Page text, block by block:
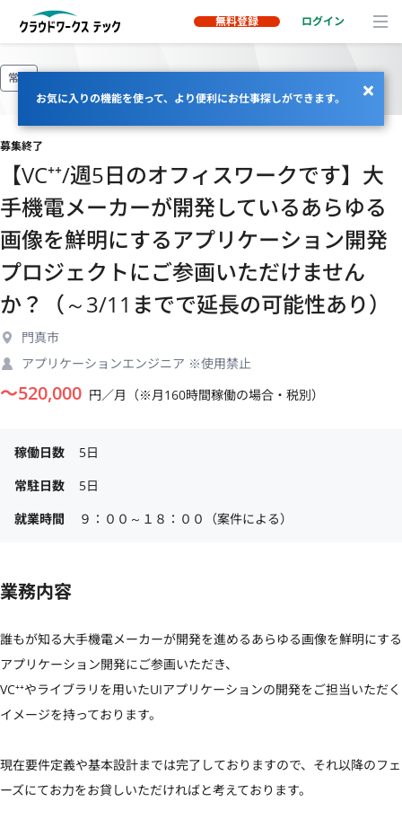
無料登録 ログイン
お気に入りの機能を使って、より便利にお仕事探しができます。
常駐
募集終了
【VC⁺⁺/週5日のオフィスワークです】大
手機電メーカーが開発しているあらゆる
画像を鮮明にするアプリケーション開発
プロジェクトにご参画いただけません
か？（～3/11までで延長の可能性あり）
門真市
アプリケーションエンジニア ※使用禁止
〜520,000 円／月（※月160時間稼働の場合・税別）
稼働日数
5日
常駐日数
5日
就業時間
９：００～１８：００（案件による）
業務内容
誰もが知る大手機電メーカーが開発を進めるあらゆる画像を鮮明にする
アプリケーション開発にご参画いただき、
VC⁺⁺やライブラリを用いたUIアプリケーションの開発をご担当いただく
イメージを持っております。
現在要件定義や基本設計までは完了しておりますので、それ以降のフェ
ーズにてお力をお貸しいただければと考えております。